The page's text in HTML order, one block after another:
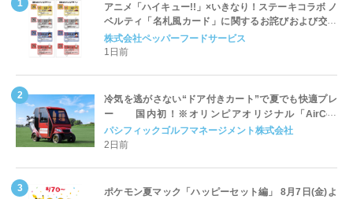
アニメ「ハイキュー!!」×いきなり！ステーキコラボ ノ
ベルティ「名札風カード」に関するお詫びおよび交換
対応についてのご案内
株式会社ペッパーフードサービス
1日前
冷気を逃がさない“ドア付きカート”で夏でも快適プレ
ー 国内初！※オリンピアオリジナル「AirCon
Cart（エアコンカート）」導入 | ＰＧＭ
パシフィックゴルフマネージメント株式会社
2日前
ポケモン夏マック「ハッピーセット編」 8月7日(金)よ